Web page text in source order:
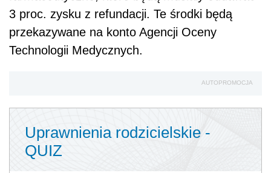
3 proc. zysku z refundacji. Te środki będą
przekazywane na konto Agencji Oceny
Technologii Medycznych.
AUTOPROMOCJA
Uprawnienia rodzicielskie -
QUIZ